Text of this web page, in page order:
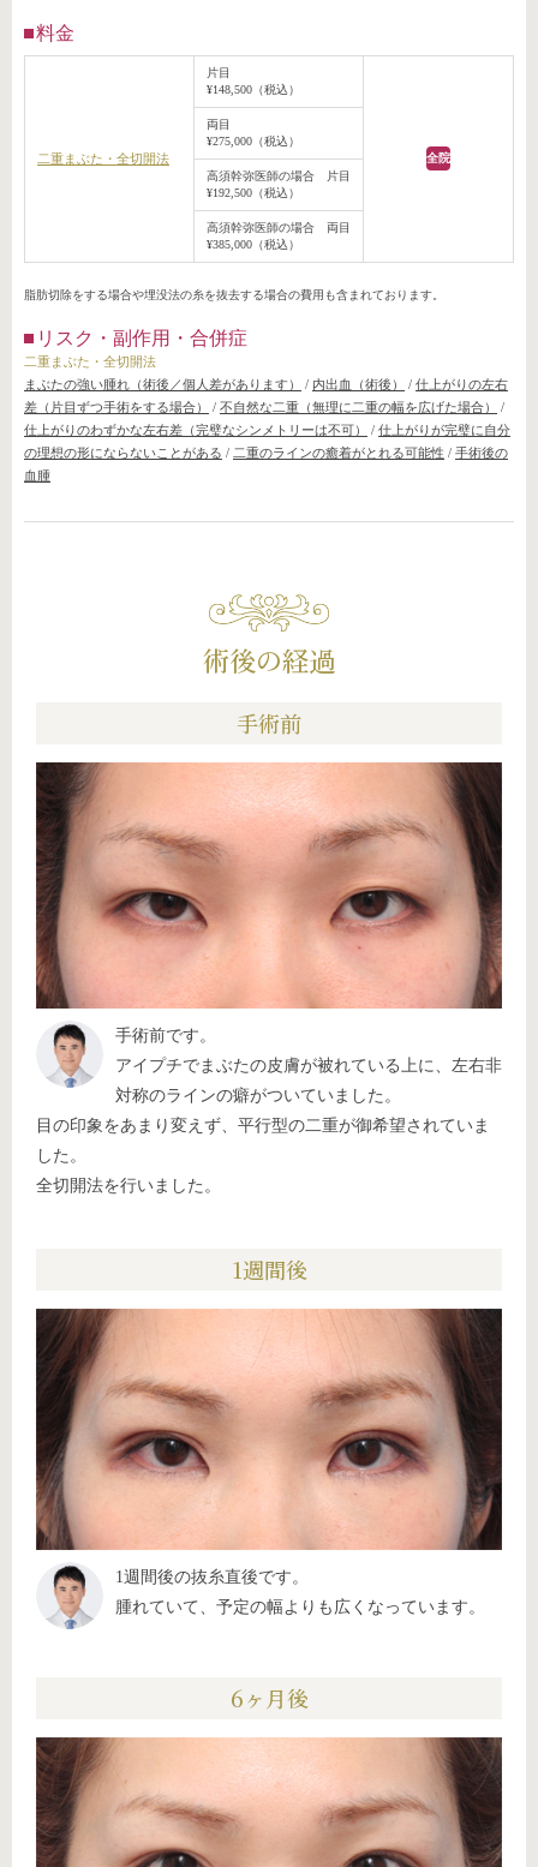
料金
二重まぶた・全切開法
片目
¥148,500（税込）
全院
両目
¥275,000（税込）
高須幹弥医師の場合 片目
¥192,500（税込）
高須幹弥医師の場合 両目
¥385,000（税込）
脂肪切除をする場合や埋没法の糸を抜去する場合の費用も含まれております。
リスク・副作用・合併症
二重まぶた・全切開法
まぶたの強い腫れ（術後／個人差があります）
/ 内出血（術後） / 仕上がりの左右
差（片目ずつ手術をする場合）
/ 不自然な二重（無理に二重の幅を広げた場合）
/
仕上がりのわずかな左右差（完璧なシンメトリーは不可）
/ 仕上がりが完璧に自分
の理想の形にならないことがある / 二重のラインの癒着がとれる可能性 / 手術後の
血腫
術後の経過
手術前
手術前です。
アイプチでまぶたの皮膚が被れている上に、左右非
対称のラインの癖がついていました。
目の印象をあまり変えず、平行型の二重が御希望されていま
した。
全切開法を行いました。
1週間後
1週間後の抜糸直後です。
腫れていて、予定の幅よりも広くなっています。
6ヶ月後